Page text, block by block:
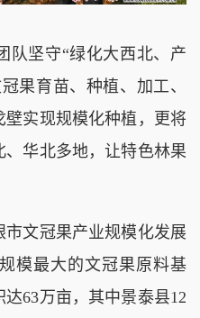
坚守“绿化大西北、产
果育苗、种植、加工、
实现规模化种植，更将
华北多地，让特色林果
文冠果产业规模化发展
模最大的文冠果原料基
63万亩，其中景泰县12